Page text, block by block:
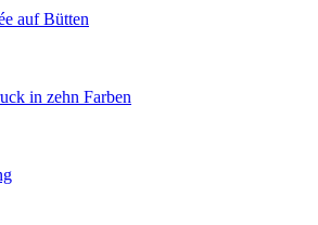
auf Bütten
in zehn Farben